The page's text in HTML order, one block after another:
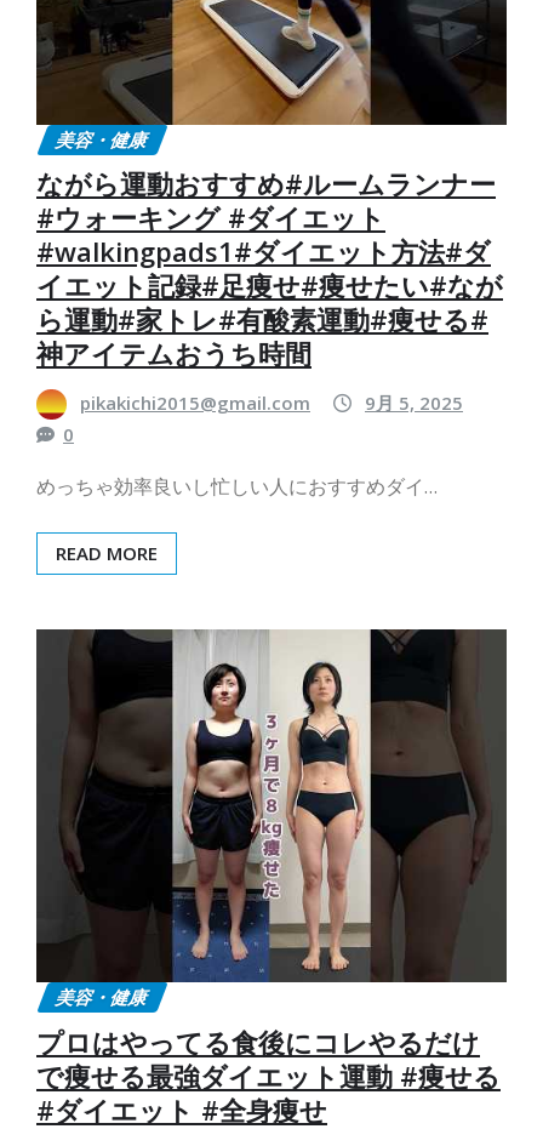
美容・健康
ながら運動おすすめ#ルームランナー
#ウォーキング #ダイエット
#walkingpads1#ダイエット方法#ダ
イエット記録#足痩せ#痩せたい#なが
ら運動#家トレ#有酸素運動#痩せる#
神アイテムおうち時間
pikakichi2015@gmail.com
9月 5, 2025
0
めっちゃ効率良いし忙しい人におすすめダイ…
READ MORE
美容・健康
プロはやってる食後にコレやるだけ
で痩せる最強ダイエット運動 #痩せる
#ダイエット #全身痩せ